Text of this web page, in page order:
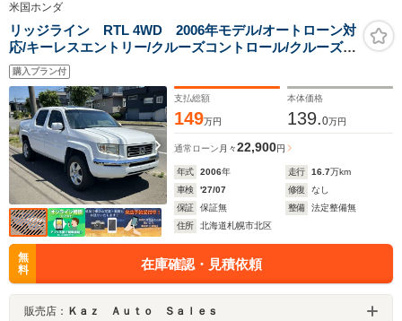
米国ホンダ
リッジライン RTL 4WD 2006年モデル/オートローン対
応/キーレスエントリー/クルーズコントロール/クルーズコ
ントロール/定員5名
購入プラン付
支払総額
149万円
本体価格
139.0万円
通常ローン 月々22,900円
年式 2006年 走行 16.7万km
車検
'27/07 修復
なし
保証
保証無 整備
法定整備無
住所
北海道札幌市北区
無
料
在庫確認・見積依頼
販売店： Ｋａｚ Ａｕｔｏ Ｓａｌｅｓ